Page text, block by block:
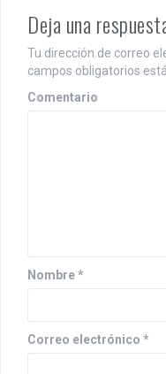
a
c
i
ó
n
r
Deja una
Tu dirección de correo
campos obligatorios
Comentario
Nombre*
Correo electrónico *